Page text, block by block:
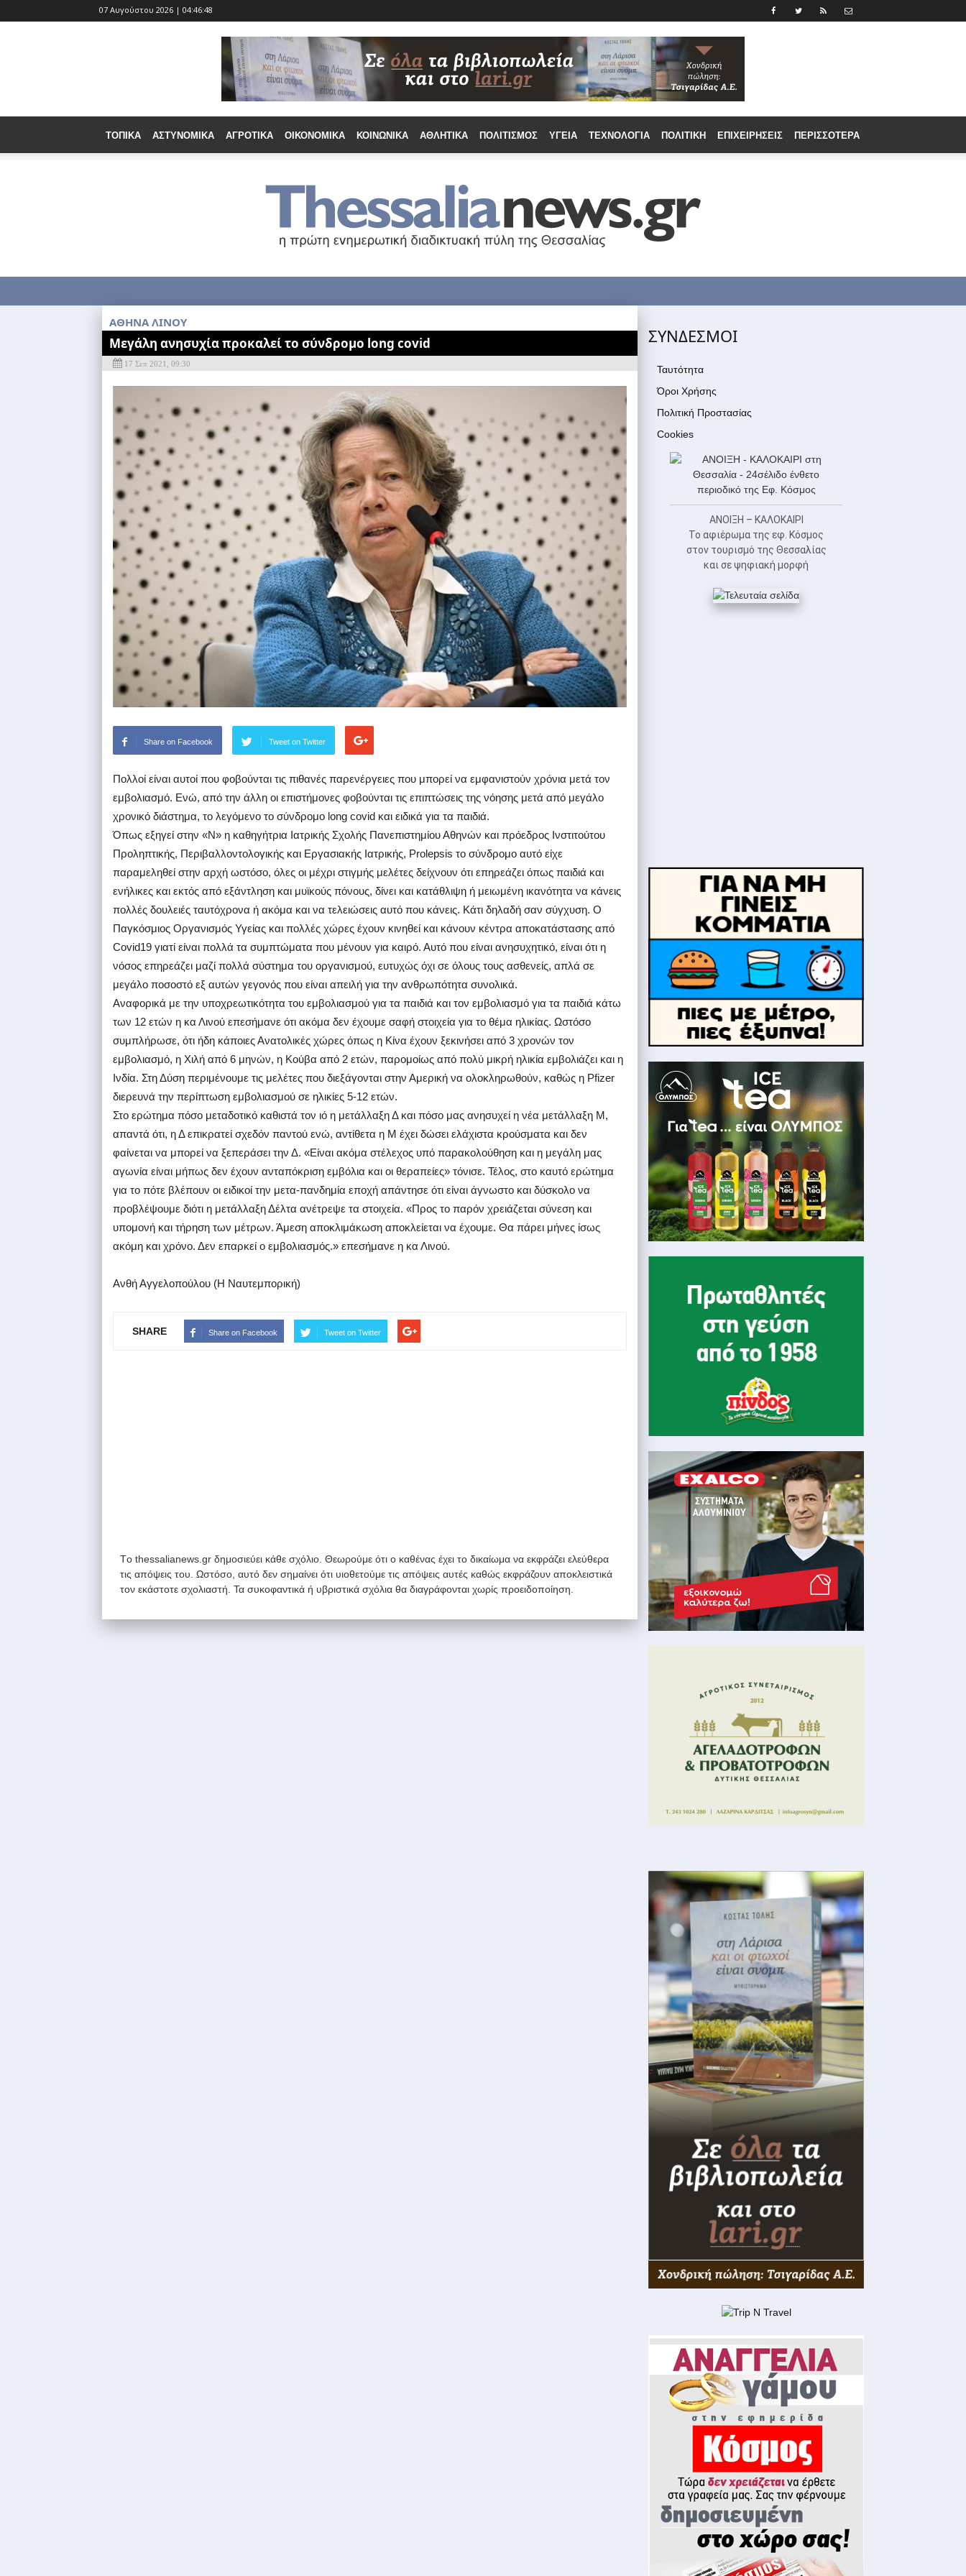
07 Αυγούστου 2026 | 04:46:50
ΤΟΠΙΚΆ ΑΣΤΥΝΟΜΙΚΆ ΑΓΡΟΤΙΚΆ ΟΙΚΟΝΟΜΙΚΆ ΚΟΙΝΩΝΙΚΆ ΑΘΛΗΤΙΚΆ ΠΟΛΙΤΙΣΜΌΣ ΥΓΕΊΑ ΤΕΧΝΟΛΟΓΊΑ ΠΟΛΙΤΙΚΉ ΕΠΙΧΕΙΡΉΣΕΙΣ ΠΕΡΙΣΣΟΤΕΡΑ
ΑΘΗΝΑ ΛΙΝΟΥ
Μεγάλη ανησυχία προκαλεί το σύνδρομο long covid
17 Σεπ 2021, 09:30
Share on Facebook Tweet on Twitter
Πολλοί είναι αυτοί που φοβούνται τις πιθανές παρενέργειες που μπορεί να εμφανιστούν χρόνια μετά τον
εμβολιασμό. Ενώ, από την άλλη οι επιστήμονες φοβούνται τις επιπτώσεις της νόησης μετά από μεγάλο
χρονικό διάστημα, το λεγόμενο το σύνδρομο long covid και ειδικά για τα παιδιά.
Όπως εξηγεί στην «Ν» η καθηγήτρια Ιατρικής Σχολής Πανεπιστημίου Αθηνών και πρόεδρος Ινστιτούτου
Προληπτικής, Περιβαλλοντολογικής και Εργασιακής Ιατρικής, Prolepsis το σύνδρομο αυτό είχε
παραμεληθεί στην αρχή ωστόσο, όλες οι μέχρι στιγμής μελέτες δείχνουν ότι επηρεάζει όπως παιδιά και
ενήλικες και εκτός από εξάντληση και μυϊκούς πόνους, δίνει και κατάθλιψη ή μειωμένη ικανότητα να κάνεις
πολλές δουλειές ταυτόχρονα ή ακόμα και να τελειώσεις αυτό που κάνεις. Κάτι δηλαδή σαν σύγχυση. Ο
Παγκόσμιος Οργανισμός Υγείας και πολλές χώρες έχουν κινηθεί και κάνουν κέντρα αποκατάστασης από
Covid19 γιατί είναι πολλά τα συμπτώματα που μένουν για καιρό. Αυτό που είναι ανησυχητικό, είναι ότι η
νόσος επηρεάζει μαζί πολλά σύστημα του οργανισμού, ευτυχώς όχι σε όλους τους ασθενείς, απλά σε
μεγάλο ποσοστό εξ αυτών γεγονός που είναι απειλή για την ανθρωπότητα συνολικά.
Αναφορικά με την υποχρεωτικότητα του εμβολιασμού για τα παιδιά και τον εμβολιασμό για τα παιδιά κάτω
των 12 ετών η κα Λινού επεσήμανε ότι ακόμα δεν έχουμε σαφή στοιχεία για το θέμα ηλικίας. Ωστόσο
συμπλήρωσε, ότι ήδη κάποιες Ανατολικές χώρες όπως η Κίνα έχουν ξεκινήσει από 3 χρονών τον
εμβολιασμό, η Χιλή από 6 μηνών, η Κούβα από 2 ετών, παρομοίως από πολύ μικρή ηλικία εμβολιάζει και η
Ινδία. Στη Δύση περιμένουμε τις μελέτες που διεξάγονται στην Αμερική να ολοκληρωθούν, καθώς η Pfizer
διερευνά την περίπτωση εμβολιασμού σε ηλικίες 5-12 ετών.
Στο ερώτημα πόσο μεταδοτικό καθιστά τον ιό η μετάλλαξη Δ και πόσο μας ανησυχεί η νέα μετάλλαξη Μ,
απαντά ότι, η Δ επικρατεί σχεδόν παντού ενώ, αντίθετα η Μ έχει δώσει ελάχιστα κρούσματα και δεν
φαίνεται να μπορεί να ξεπεράσει την Δ. «Είναι ακόμα στέλεχος υπό παρακολούθηση και η μεγάλη μας
αγωνία είναι μήπως δεν έχουν ανταπόκριση εμβόλια και οι θεραπείες» τόνισε. Τέλος, στο καυτό ερώτημα
για το πότε βλέπουν οι ειδικοί την μετα-πανδημία εποχή απάντησε ότι είναι άγνωστο και δύσκολο να
προβλέψουμε διότι η μετάλλαξη Δέλτα ανέτρεψε τα στοιχεία. «Προς το παρόν χρειάζεται σύνεση και
υπομονή και τήρηση των μέτρων. Άμεση αποκλιμάκωση αποκλείεται να έχουμε. Θα πάρει μήνες ίσως
ακόμη και χρόνο. Δεν επαρκεί ο εμβολιασμός.» επεσήμανε η κα Λινού.
Aνθή Αγγελοπούλου (Η Ναυτεμπορική)
SHARE Share on Facebook Tweet on Twitter
Tο thessalianews.gr δημοσιεύει κάθε σχόλιο. Θεωρούμε ότι ο καθένας έχει το δικαίωμα να εκφράζει ελεύθερα
τις απόψεις του. Ωστόσο, αυτό δεν σημαίνει ότι υιοθετούμε τις απόψεις αυτές καθώς εκφράζουν αποκλειστικά
τον εκάστοτε σχολιαστή. Τα συκοφαντικά ή υβριστικά σχόλια θα διαγράφονται χωρίς προειδοποίηση.
ΣΥΝΔΕΣΜΟΙ
Ταυτότητα
Όροι Χρήσης
Πολιτική Προστασίας
Cookies
ΑΝΟΙΞΗ – ΚΑΛΟΚΑΙΡΙ
Το αφιέρωμα της εφ. Κόσμος
στον τουρισμό της Θεσσαλίας
και σε ψηφιακή μορφή